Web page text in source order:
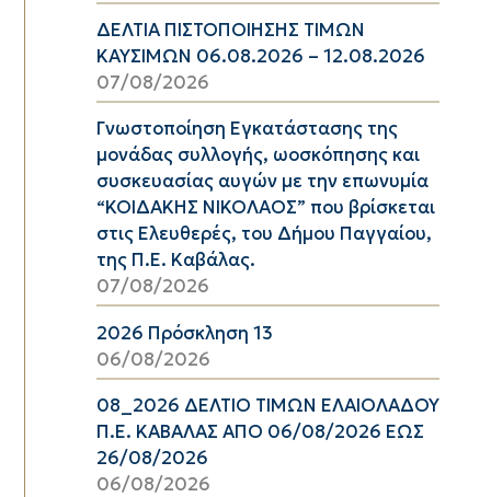
ΔΕΛΤΙΑ ΠΙΣΤΟΠΟΙΗΣΗΣ ΤΙΜΩΝ
ΚΑΥΣΙΜΩΝ 06.08.2026 – 12.08.2026
07/08/2026
Γνωστοποίηση Εγκατάστασης της
μονάδας συλλογής, ωοσκόπησης και
συσκευασίας αυγών με την επωνυμία
“ΚΟΙΔΑΚΗΣ ΝΙΚΟΛΑΟΣ” που βρίσκεται
στις Ελευθερές, του Δήμου Παγγαίου,
της Π.Ε. Καβάλας.
07/08/2026
2026 Πρόσκληση 13
06/08/2026
08_2026 ΔΕΛΤΙΟ ΤΙΜΩΝ ΕΛΑΙΟΛΑΔΟΥ
Π.Ε. ΚΑΒΑΛΑΣ ΑΠΟ 06/08/2026 ΕΩΣ
26/08/2026
06/08/2026